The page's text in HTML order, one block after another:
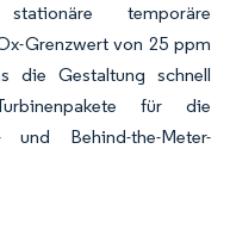
temporäre
Grenzwert von 25 ppm
die Gestaltung schnell
für die
Behind-the-Meter-